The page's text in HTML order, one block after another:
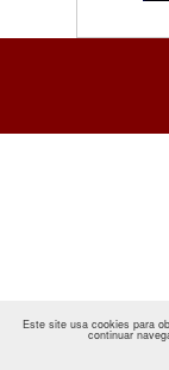
Este site usa cookies para
continuar